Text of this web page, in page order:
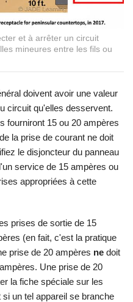
et à arrêter un circuit
mineures entre les fils ou
doivent avoir une valeur
circuit qu'elles desservent.
fourniront 15 ou 20 ampères
la prise de courant ne doit
le disjoncteur du panneau
service de 15 ampères ou
appropriées à cette
prises de sortie de 15
(en fait, c'est la pratique
prise de 20 ampères ne doit
Une prise de 20
la fiche spéciale sur les
un tel appareil se branche